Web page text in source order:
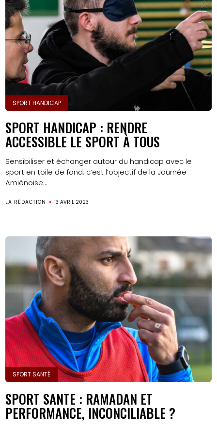
SPORT HANDICAP
SPORT HANDICAP : RENDRE
ACCESSIBLE LE SPORT À TOUS
Sensibiliser et échanger autour du handicap avec le
sport en toile de fond, c’est l’objectif de la Journée
Amiénoise...
LA RÉDACTION 13 AVRIL 2023
SPORT SANTÉ
SPORT SANTE : RAMADAN ET
PERFORMANCE, INCONCILIABLE ?